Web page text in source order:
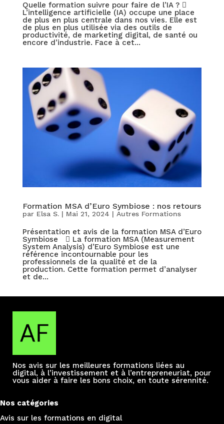
Quelle formation suivre pour faire de l’IA ? 
L’intelligence artificielle (IA) occupe une place
de plus en plus centrale dans nos vies. Elle est
de plus en plus utilisée via des outils de
productivité, de marketing digital, de santé ou
encore d’industrie. Face à cet...
Formation MSA d’Euro Symbiose : nos retours
par Elsa S.| Mai 21, 2024 | Autres Formations
Présentation et avis de la formation MSA d’Euro
Symbiose  La formation MSA (Measurement
System Analysis) d’Euro Symbiose est une
référence incontournable pour les
professionnels de la qualité et de la
production. Cette formation permet d’analyser
et de...
Nos avis sur les meilleures formations liées au
digital, à l’investissement et à l’entrepreneuriat, pour
vous aider à faire les bons choix, en toute sérennité.
Nos catégories
Avis sur les formations en digital